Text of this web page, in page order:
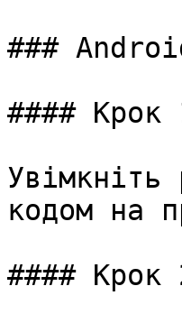
###
#### Крок
Увімкніть
кодом на
#### Крок